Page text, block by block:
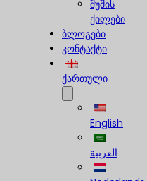
შუშის
ქილები
ბლოგები
კონტაქტი
ქართული
English
العربية